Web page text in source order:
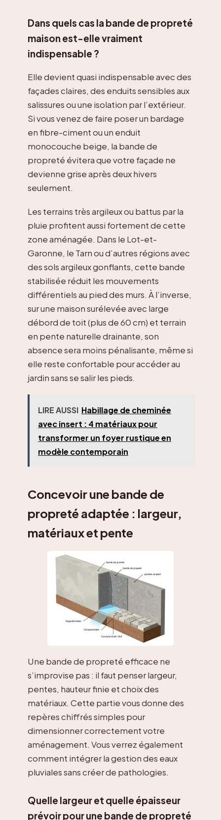
Dans quels cas la bande de propreté
maison est-elle vraiment
indispensable ?
Elle devient quasi indispensable avec des
façades claires, des enduits sensibles aux
salissures ou une isolation par l’extérieur.
Si vous venez de faire poser un bardage
en fibre-ciment ou un enduit
monocouche beige, la bande de
propreté évitera que votre façade ne
devienne grise après deux hivers
seulement.
Les terrains très argileux ou battus par la
pluie profitent aussi fortement de cette
zone aménagée. Dans le Lot-et-
Garonne, le Tarn ou d’autres régions avec
des sols argileux gonflants, cette bande
stabilisée réduit les mouvements
différentiels au pied des murs. À l’inverse,
sur une maison surélevée avec large
débord de toit (plus de 60 cm) et terrain
en pente naturelle drainante, son
absence sera moins pénalisante, même si
elle reste confortable pour accéder au
jardin sans se salir les pieds.
LIRE AUSSI Habillage de cheminée
avec insert : 4 matériaux pour
transformer un foyer rustique en
modèle contemporain
Concevoir une bande de
propreté adaptée : largeur,
matériaux et pente
Une bande de propreté efficace ne
s’improvise pas : il faut penser largeur,
pentes, hauteur finie et choix des
matériaux. Cette partie vous donne des
repères chiffrés simples pour
dimensionner correctement votre
aménagement. Vous verrez également
comment intégrer la gestion des eaux
pluviales sans créer de pathologies.
Quelle largeur et quelle épaisseur
prévoir pour une bande de propreté